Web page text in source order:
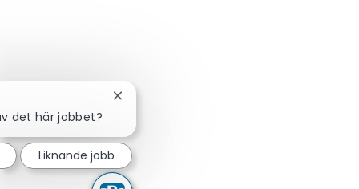
det här jobbet?
Stäng chattbot-avisering
Liknande jobb